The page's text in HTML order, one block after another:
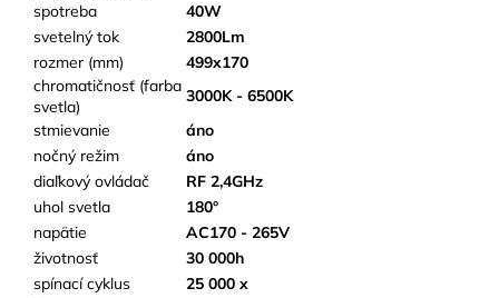
spotreba
40W
svetelný tok
2800Lm
rozmer (mm)
499x170
chromatičnosť (farba
svetla)
3000K - 6500K
stmievanie
áno
nočný režim
áno
diaľkový ovládač
RF 2,4GHz
uhol svetla
180°
napätie
AC170 - 265V
životnosť
30 000h
spínací cyklus
25 000 x